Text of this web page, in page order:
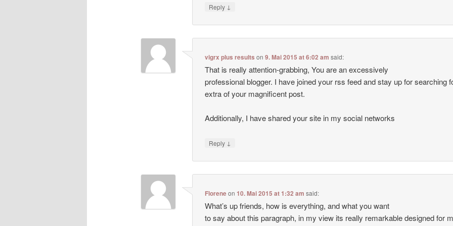
Reply ↓
vigrx plus results on9. Mai 2015 at 6:02 am said:
That is really attention-grabbing, You are an excessively
professional blogger. I have joined your rss feed and stay up for searching
extra of your magnificent post.
Additionally, I have shared your site in my social networks
Reply ↓
Floreneon10. Mai 2015 at 1:32 am said:
What’s up friends, how is everything, and what you want
to say about this paragraph, in my view its really remarkable designed for